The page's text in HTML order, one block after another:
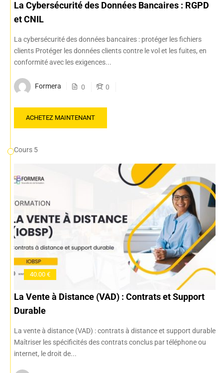
La Cybersécurité des Données Bancaires : RGPD
et CNIL
La cybersécurité des données bancaires : protéger les fichiers
clients Protéger les données clients contre le vol et les fuites, en
conformité avec les exigences...
Formera 0 0
ACHETEZ MAINTENANT
Cours 5
40.00 €
La Vente à Distance (VAD) : Contrats et Support
Durable
La vente à distance (VAD) : contrats à distance et support durable
Maîtriser les spécificités des contrats conclus par téléphone ou
internet, le droit de...